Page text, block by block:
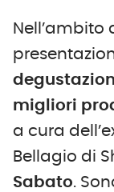
Nell’ambito
migliori
a cura
Bellagio di
Sabato.